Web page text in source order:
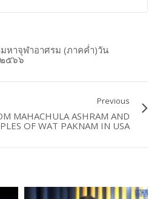
มหาจุฬาอาศรม (ภาคค่ำ)วัน
๕๖๖
Previous
MAHACHULA ASHRAM AND
OF WAT PAKNAM IN USA